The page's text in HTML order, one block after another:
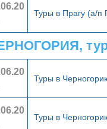
Туры в Прагу (а/п
Туры в
Туры в